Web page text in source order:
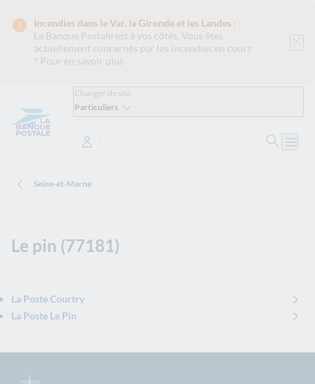
Incendies dans le Var, la Gironde et les Landes :
La Banque Postale est à vos côtés. Vous êtes
actuellement concernés par les incendies en cours
? Pour en savoir plus
Changer de site
Particuliers
Se connecter
Seine-et-Marne
Le pin (77181)
La Poste Courtry
La Poste Le Pin